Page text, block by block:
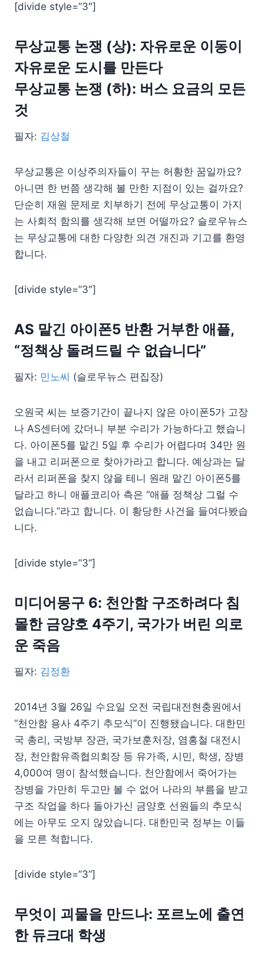
[divide style=”3″]
무상교통 논쟁 (상): 자유로운 이동이
자유로운 도시를 만든다
무상교통 논쟁 (하): 버스 요금의 모든
것
필자: 김상철
무상교통은 이상주의자들이 꾸는 허황한 꿈일까요?
아니면 한 번쯤 생각해 볼 만한 지점이 있는 걸까요?
단순히 재원 문제로 치부하기 전에 무상교통이 가지
는 사회적 함의를 생각해 보면 어떨까요? 슬로우뉴스
는 무상교통에 대한 다양한 의견 개진과 기고를 환영
합니다.
[divide style=”3″]
AS 맡긴 아이폰5 반환 거부한 애플,
“정책상 돌려드릴 수 없습니다”
필자: 민노씨 (슬로우뉴스 편집장)
오원국 씨는 보증기간이 끝나지 않은 아이폰5가 고장
나 AS센터에 갔더니 부분 수리가 가능하다고 했습니
다. 아이폰5를 맡긴 5일 후 수리가 어렵다며 34만 원
을 내고 리퍼폰으로 찾아가라고 합니다. 예상과는 달
라서 리퍼폰을 찾지 않을 테니 원래 맡긴 아이폰5를
달라고 하니 애플코리아 측은 “애플 정책상 그럴 수
없습니다.”라고 합니다. 이 황당한 사건을 들여다봤습
니다.
[divide style=”3”]
미디어몽구 6: 천안함 구조하려다 침
몰한 금양호 4주기, 국가가 버린 의로
운 죽음
필자: 김정환
2014년 3월 26일 수요일 오전 국립대전현충원에서
“천안함 용사 4주기 추모식”이 진행됐습니다. 대한민
국 총리, 국방부 장관, 국가보훈처장, 염홍철 대전시
장, 천안함유족협의회장 등 유가족, 시민, 학생, 장병
4,000여 명이 참석했습니다. 천안함에서 죽어가는
장병을 가만히 두고만 볼 수 없어 나라의 부름을 받고
구조 작업을 하다 돌아가신 금양호 선원들의 추모식
에는 아무도 오지 않았습니다. 대한민국 정부는 이들
을 모른 척합니다.
[divide style=”3”]
무엇이 괴물을 만드나: 포르노에 출연
한 듀크대 학생